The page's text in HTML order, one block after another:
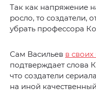
Так как напряжение
росло, то создатели,
убрать профессора
Сам Васильев в
подтверждает слова
что создатели
на иной